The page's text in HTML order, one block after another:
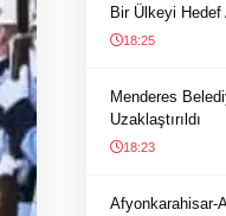
Bir Ülkeyi Hedef
18:25
Menderes
Uzaklaştırıldı
18:23
Afyonkarahisar-